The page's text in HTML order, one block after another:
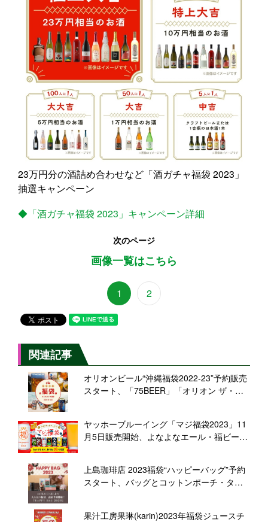
23万円分の酒詰め合わせなど「酒ガチャ福袋 2023」
抽選キャンペーン
◆「酒ガチャ福袋 2023」キャンペーン詳細
次のページ
画像一覧はこちら
1 2
関連記事
オリオンビール“沖縄福袋2022-23”予約販売
スタート、「75BEER」「オリオン ザ・プ
セットに
ヤッホーブルーイング「マジ福袋2023」11
月5日販売開始、よなよなエール・福ビール
上島珈琲店 2023福袋“ハッピーバッグ”予約
スタート、バッグとコットンポーチ・タン
果汁工房果琳(karin)2023年福袋ジュースチ